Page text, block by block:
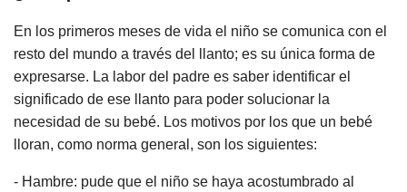
En los primeros meses de vida el niño se comunica con el
resto del mundo a través del llanto; es su única forma de
expresarse. La labor del padre es saber identificar el
significado de ese llanto para poder solucionar la
necesidad de su bebé. Los motivos por los que un bebé
lloran, como norma general, son los siguientes:
- Hambre: pude que el niño se haya acostumbrado al